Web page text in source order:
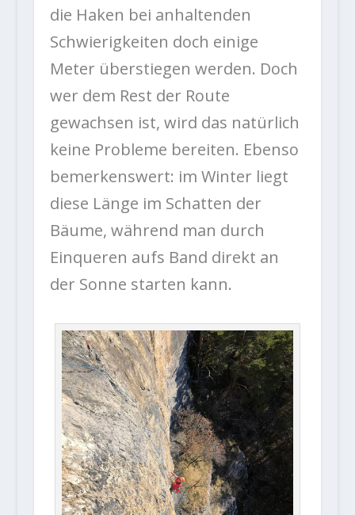
die Haken bei anhaltenden
Schwierigkeiten doch einige
Meter überstiegen werden. Doch
wer dem Rest der Route
gewachsen ist, wird das natürlich
keine Probleme bereiten. Ebenso
bemerkenswert: im Winter liegt
diese Länge im Schatten der
Bäume, während man durch
Einqueren aufs Band direkt an
der Sonne starten kann.